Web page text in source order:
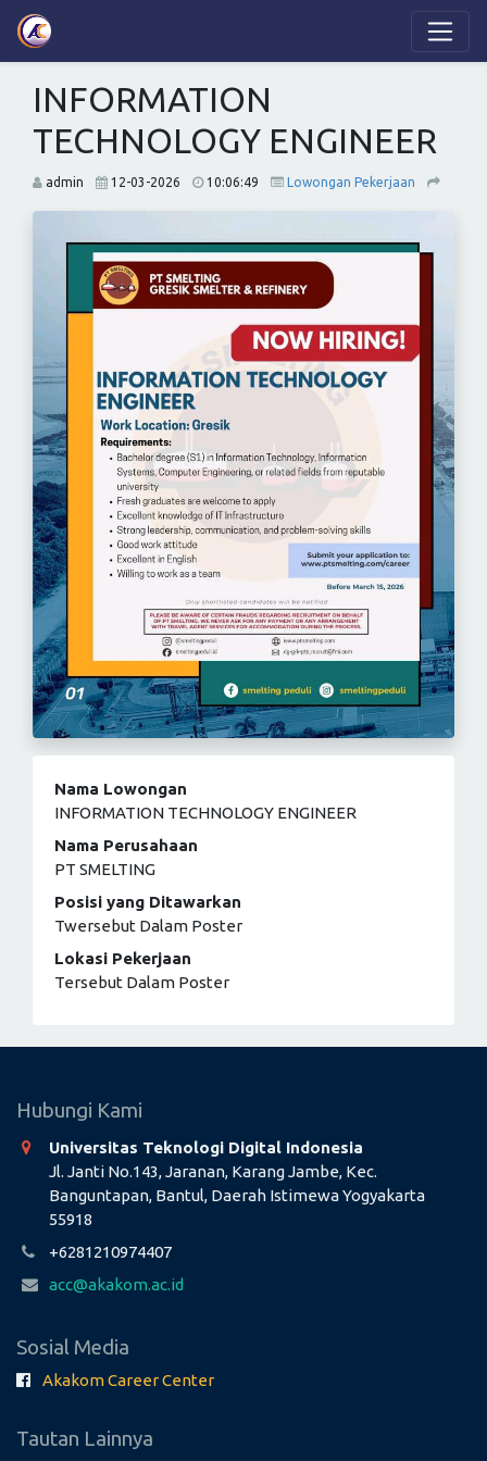
INFORMATION
TECHNOLOGY ENGINEER
admin 12-03-2026 10:06:49 Lowongan Pekerjaan
Nama Lowongan
INFORMATION TECHNOLOGY ENGINEER
Nama Perusahaan
PT SMELTING
Posisi yang Ditawarkan
Twersebut Dalam Poster
Lokasi Pekerjaan
Tersebut Dalam Poster
Hubungi Kami
Universitas Teknologi Digital Indonesia
Jl. Janti No.143, Jaranan, Karang Jambe, Kec.
Banguntapan, Bantul, Daerah Istimewa Yogyakarta
55918
+6281210974407
acc@akakom.ac.id
Sosial Media
Akakom Career Center
Tautan Lainnya